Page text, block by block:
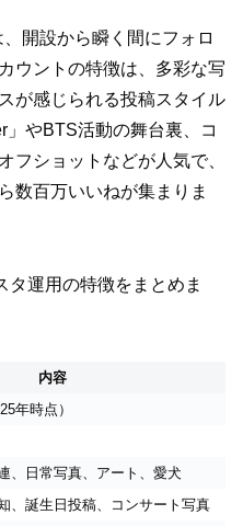
開設から瞬く間にフォロ
ウントの特徴は、多彩な写
が感じられる投稿スタイル
やBTS活動の舞台裏、コ
フショットなどが人気で、
数百万いいねが集まりま
タ運用の特徴をまとめま
内容
年時点）
、日常写真、アート、愛犬
、誕生日投稿、コンサート写真